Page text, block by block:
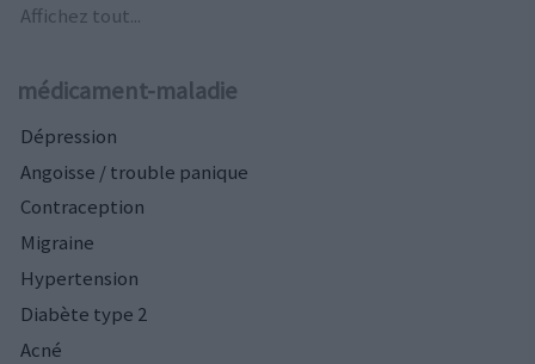
Affichez tout...
médicament-maladie
Dépression
Angoisse / trouble panique
Contraception
Migraine
Hypertension
Diabète type 2
Acné